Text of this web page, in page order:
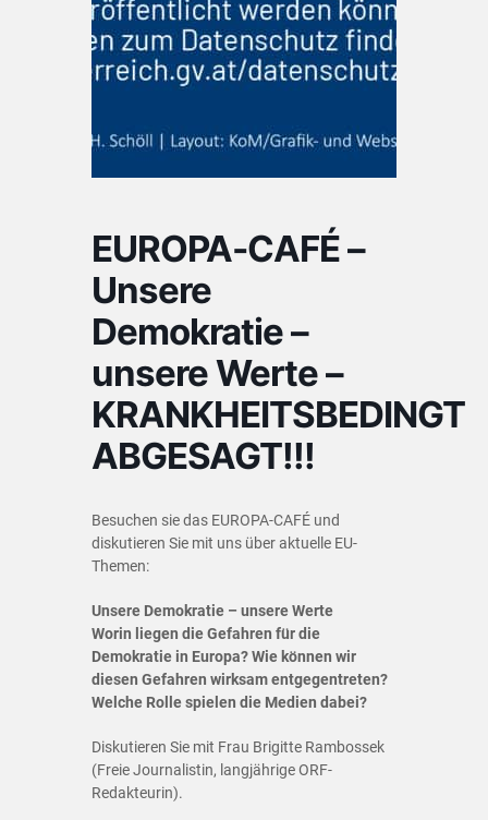
EUROPA-CAFÉ –
Unsere
Demokratie –
unsere Werte –
KRANKHEITSBEDINGT
ABGESAGT!!!
Besuchen sie das EUROPA-CAFÉ und
diskutieren Sie mit uns über aktuelle EU-
Themen:
Unsere Demokratie – unsere Werte
Worin liegen die Gefahren für die
Demokratie in Europa? Wie können wir
diesen Gefahren wirksam entgegentreten?
Welche Rolle spielen die Medien dabei?
Diskutieren Sie mit Frau Brigitte Rambossek
(Freie Journalistin, langjährige ORF-
Redakteurin).